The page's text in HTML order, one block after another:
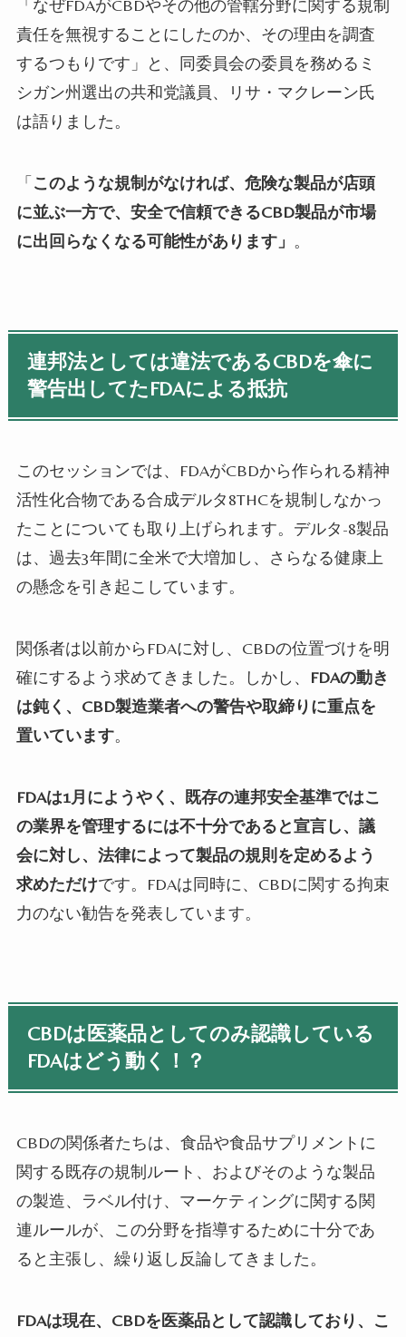
「なぜFDAがCBDやその他の管轄分野に関する規制
責任を無視することにしたのか、その理由を調査
するつもりです」と、同委員会の委員を務めるミ
シガン州選出の共和党議員、リサ・マクレーン氏
は語りました。
「このような規制がなければ、危険な製品が店頭
に並ぶ一方で、安全で信頼できるCBD製品が市場
に出回らなくなる可能性があります」 。
連邦法としては違法であるCBDを傘に
警告出してたFDAによる抵抗
このセッションでは、 FDAがCBDから作られる精神
活性化合物である合成デルタ8THCを規制しなかっ
たことについても取り上げられます。 デルタ-8製品
は、過去3年間に全米で大増加し、さらなる健康上
の懸念を引き起こしています。
関係者は以前から FDAに対し、 CBDの位置づけを明
確にするよう求めてきました。
しかし、 FDAの動き
は鈍く、CBD製造業者への警告や取締りに重点を
置いています。
FDAは1月にようやく、既存の連邦安全基準ではこ
の業界を管理するには不十分であると宣言し、議
会に対し、法律によって製品の規則を定めるよう
求めただけです。 FDAは同時に、 CBDに関する拘束
力のない勧告を発表しています。
CBDは医薬品としてのみ認識している
FDAはどう動く！？
CBDの関係者たちは、食品や食品サプリメントに
関する既存の規制ルート、およびそのような製品
の製造、ラベル付け、マーケティングに関する関
連ルールが、この分野を指導するために十分であ
ると主張し、繰り返し反論してきました。
FDAは現在、CBDを医薬品として認識しており、こ